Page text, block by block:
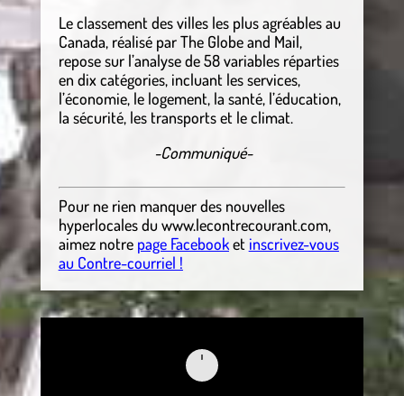
Le classement des villes les plus agréables au
Canada, réalisé par The Globe and Mail,
repose sur l’analyse de 58 variables réparties
en dix catégories, incluant les services,
l’économie, le logement, la santé, l’éducation,
la sécurité, les transports et le climat.
-Communiqué-
Pour ne rien manquer des nouvelles
hyperlocalesdu www.lecontrecourant.com,
aimez notre page Facebooket inscrivez-vous
au Contre-courriel !